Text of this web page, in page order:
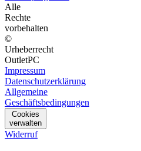
Alle
Rechte
vorbehalten
©
Urheberrecht
OutletPC
Impressum
Datenschutzerklärung
Allgemeine
Geschäftsbedingungen
Cookies
verwalten
Widerruf